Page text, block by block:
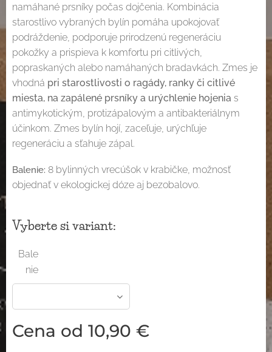
namáhané prsníky počas dojčenia. Kombinácia
starostlivo vybraných bylín pomáha upokojovať
podráždenie, podporuje prirodzenú regeneráciu
pokožky a prispieva k komfortu pri citlivých,
popraskaných alebo namáhaných bradavkách. Zmes je
vhodná pri starostlivosti o ragády, ranky či citlivé
miesta, na zapálené prsníky a urýchlenie hojenia s
antimykotickým, protizápalovým a antibakteriálnym
účinkom. Zmes bylín hojí, zaceľuje, urýchľuje
regeneráciu a sťahuje zápal.
Balenie: 8 bylinných vrecúšok v krabičke, možnosť
objednať v ekologickej dóze aj bezobalovo.
Vyberte si variant:
Bale
nie
Cena od 10,90 €